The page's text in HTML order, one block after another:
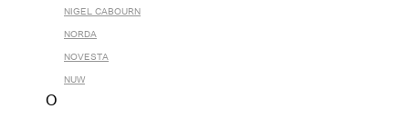
NIGEL CABOURN
NORDA
NOVESTA
NUW
O